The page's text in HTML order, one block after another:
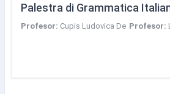
Palestra di Grammatica
Profesor: Cupis Ludovica De Profesor: